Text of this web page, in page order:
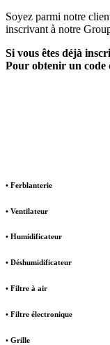
Soyez parmi notre
inscrivant à notre
Si vous êtes déjà
Pour obtenir un code
• Ferblanterie
• Ventilateur
• Humidificateur
• Déshumidificateur
• Filtre à air
• Filtre électronique
• Grille